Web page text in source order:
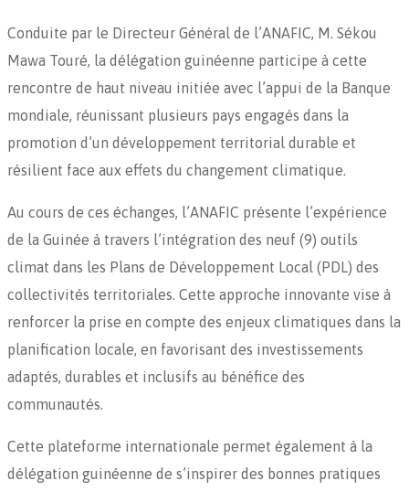
Conduite par le Directeur Général de l’ANAFIC, M. Sékou
Mawa Touré, la délégation guinéenne participe à cette
rencontre de haut niveau initiée avec l’appui de la Banque
mondiale, réunissant plusieurs pays engagés dans la
promotion d’un développement territorial durable et
résilient face aux effets du changement climatique.
Au cours de ces échanges, l’ANAFIC présente l’expérience
de la Guinée à travers l’intégration des neuf (9) outils
climat dans les Plans de Développement Local (PDL) des
collectivités territoriales. Cette approche innovante vise à
renforcer la prise en compte des enjeux climatiques dans la
planification locale, en favorisant des investissements
adaptés, durables et inclusifs au bénéfice des
communautés.
Cette plateforme internationale permet également à la
délégation guinéenne de s’inspirer des bonnes pratiques